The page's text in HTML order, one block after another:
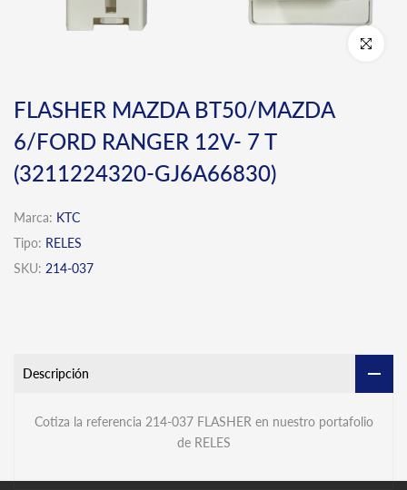
Click para
FLASHER MAZDA BT50/MAZDA
6/FORD RANGER 12V- 7 T
(3211224320-GJ6A66830)
Marca: KTC
Tipo: RELES
SKU: 214-037
Descripción
Cotiza la referencia 214-037 FLASHER en nuestro portafolio
de RELES